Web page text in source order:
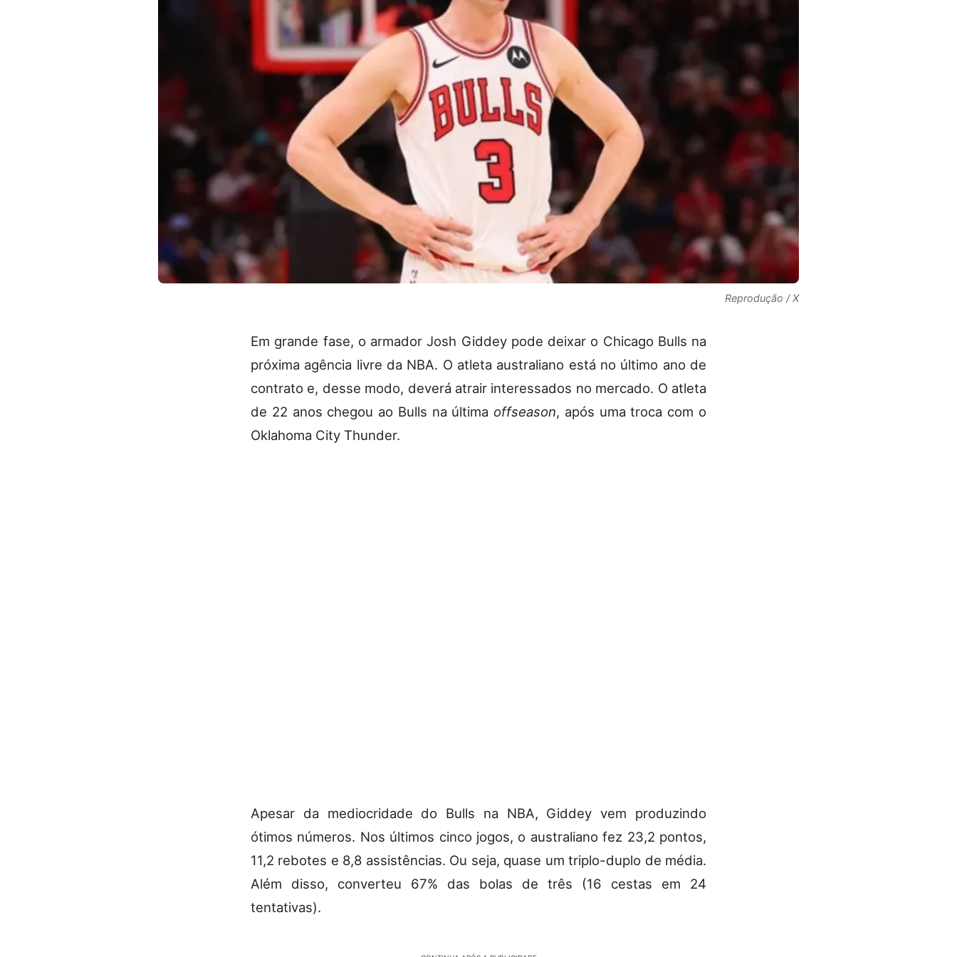
Reprodução / X
Em grande fase, o armador Josh Giddey pode deixar o Chicago Bulls na
próxima agência livre da NBA. O atleta australiano está no último ano de
contrato e, desse modo, deverá atrair interessados no mercado. O atleta
de 22 anos chegou ao Bulls na última offseason, após uma troca com o
Oklahoma City Thunder.
Apesar da mediocridade do Bulls na NBA, Giddey vem produzindo
ótimos números. Nos últimos cinco jogos, o australiano fez 23,2 pontos,
11,2 rebotes e 8,8 assistências. Ou seja, quase um triplo-duplo de média.
Além disso, converteu 67% das bolas de três (16 cestas em 24
tentativas).